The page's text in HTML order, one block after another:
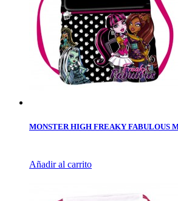
MONSTER HIGH FREAKY FABULOUS
Añadir al carrito